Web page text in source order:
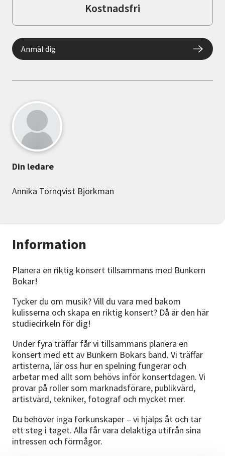
Information
Planera en riktig konsert tillsammans med Bunkern
Bokar!
Tycker du om musik? Vill du vara med bakom
kulisserna och skapa en riktig konsert? Då är den här
studiecirkeln för dig!
Under fyra träffar får vi tillsammans planera en
konsert med ett av Bunkern Bokars band. Vi träffar
artisterna, lär oss hur en spelning fungerar och
arbetar med allt som behövs inför konsertdagen. Vi
provar på roller som marknadsförare, publikvärd,
artistvärd, tekniker, fotograf och mycket mer.
Du behöver inga förkunskaper – vi hjälps åt och tar
ett steg i taget. Alla får vara delaktiga utifrån sina
intressen och förmågor.
Kostnadsfri
Anmäl dig
Din ledare
Annika Törnqvist Björkman